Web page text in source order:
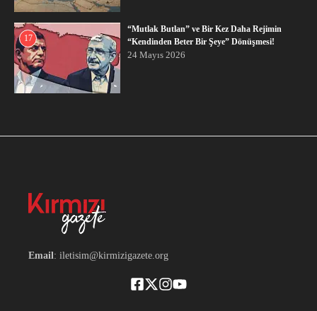
17
“Mutlak Butlan” ve Bir Kez Daha Rejimin
“Kendinden Beter Bir Şeye” Dönüşmesi!
24 Mayıs 2026
Email: iletisim@kirmizigazete.org